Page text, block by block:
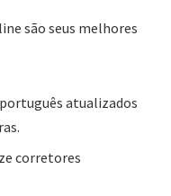
são seus melhores
atualizados
corretores